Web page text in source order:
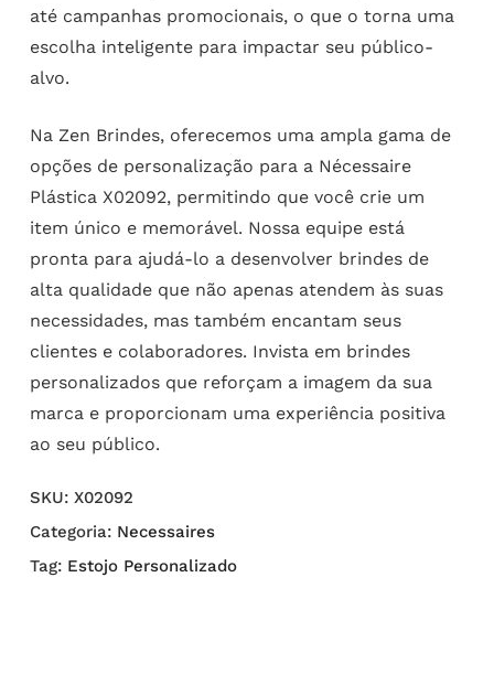
até campanhas promocionais, o que o torna uma
escolha inteligente para impactar seu público-
alvo.
Na Zen Brindes, oferecemos uma ampla gama de
opções de personalização para a Nécessaire
Plástica X02092, permitindo que você crie um
item único e memorável. Nossa equipe está
pronta para ajudá-lo a desenvolver brindes de
alta qualidade que não apenas atendem às suas
necessidades, mas também encantam seus
clientes e colaboradores. Invista em brindes
personalizados que reforçam a imagem da sua
marca e proporcionam uma experiência positiva
ao seu público.
SKU: X02092
Categoria: Necessaires
Tag: Estojo Personalizado